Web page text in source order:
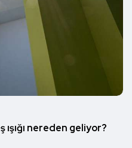
nereden geliyor?